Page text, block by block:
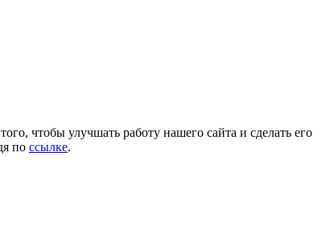
чтобы улучшать работу нашего сайта и сделать его
по ссылке.